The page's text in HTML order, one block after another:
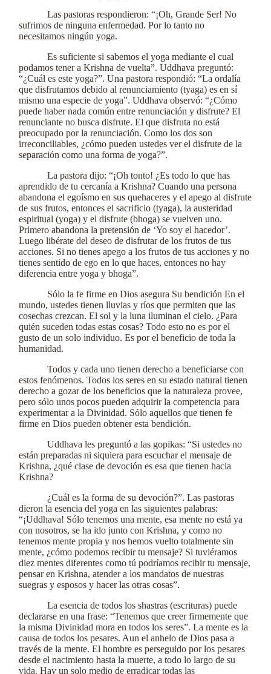
Las pastoras respondieron: “¡Oh, Grande Ser! No
sufrimos de ninguna enfermedad. Por lo tanto no
necesitamos ningún yoga.
Es suficiente si sabemos el yoga mediante el cual
podamos tener a Krishna de vuelta”. Uddhava preguntó:
“¿Cuál es este yoga?”. Una pastora respondió: “La ordalía
que disfrutamos debido al renunciamiento (tyaga) es en sí
mismo una especie de yoga”. Uddhava observó: “¿Cómo
puede haber nada común entre renunciación y disfrute? El
renunciante no busca disfrute. El que disfruta no está
preocupado por la renunciación. Como los dos son
irreconciliables, ¿cómo pueden ustedes ver el disfrute de la
separación como una forma de yoga?”.
La pastora dijo: “¡Oh tonto! ¿Es todo lo que has
aprendido de tu cercanía a Krishna? Cuando una persona
abandona el egoísmo en sus quehaceres y el apego al disfrute
de sus frutos, entonces el sacrificio (tyaga), la austeridad
espiritual (yoga) y el disfrute (bhoga) se vuelven uno.
Primero abandona la pretensión de ‘Yo soy el hacedor’.
Luego libérate del deseo de disfrutar de los frutos de tus
acciones. Si no tienes apego a los frutos de tus acciones y no
tienes sentido de ego en lo que haces, entonces no hay
diferencia entre yoga y bhoga”.
Sólo la fe firme en Dios asegura Su bendición En el
mundo, ustedes tienen lluvias y ríos que permiten que las
cosechas crezcan. El sol y la luna iluminan el cielo. ¿Para
quién suceden todas estas cosas? Todo esto no es por el
gusto de un solo individuo. Es por el beneficio de toda la
humanidad.
Todos y cada uno tienen derecho a beneficiarse con
estos fenómenos. Todos los seres en su estado natural tienen
derecho a gozar de los beneficios que la naturaleza provee,
pero sólo unos pocos pueden adquirir la competencia para
experimentar a la Divinidad. Sólo aquellos que tienen fe
firme en Dios pueden obtener esta bendición.
Uddhava les preguntó a las gopikas: “Si ustedes no
están preparadas ni siquiera para escuchar el mensaje de
Krishna, ¿qué clase de devoción es esa que tienen hacia
Krishna?
¿Cuál es la forma de su devoción?”. Las pastoras
dieron la esencia del yoga en las siguientes palabras:
“¡Uddhava! Sólo tenemos una mente, esa mente no está ya
con nosotros, se ha ido junto con Krishna, y como no
tenemos mente propia y nos hemos vuelto totalmente sin
mente, ¿cómo podemos recibir tu mensaje? Si tuviéramos
diez mentes diferentes como tú podríamos recibir tu mensaje,
pensar en Krishna, atender a los mandatos de nuestras
suegras y esposos y hacer las otras cosas”.
La esencia de todos los shastras (escrituras) puede
declararse en una frase: “Tenemos que creer firmemente que
la misma Divinidad mora en todos los seres”. La mente es la
causa de todos los pesares. Aun el anhelo de Dios pasa a
través de la mente. El hombre es perseguido por los pesares
desde el nacimiento hasta la muerte, a todo lo largo de su
vida. Hay un solo medio de erradicar todas las